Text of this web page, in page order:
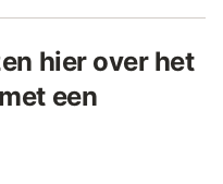
hier over het
een